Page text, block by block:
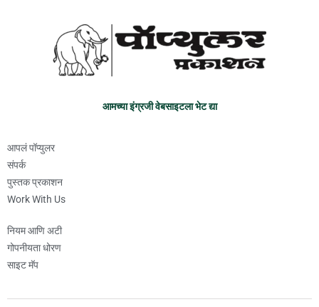
आमच्या इंग्रजी वेबसाइटला भेट द्या
आपलं पॉप्युलर
संपर्क
पुस्तक प्रकाशन
Work With Us
नियम आणि अटी
गोपनीयता धोरण
साइट मॅप